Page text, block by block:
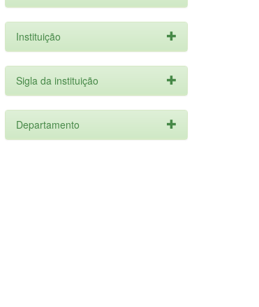
Instituição
Sigla da instituição
Departamento